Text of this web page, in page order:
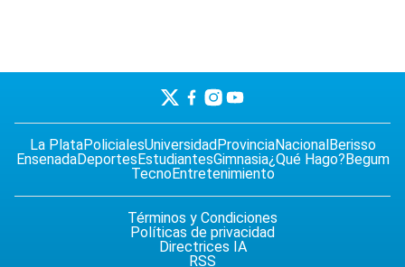
La PlataPolicialesUniversidadProvinciaNacionalBerisso
EnsenadaDeportesEstudiantesGimnasia¿Qué Hago?Begum
TecnoEntretenimiento
Términos y Condiciones
Políticas de privacidad
Directrices IA
RSS